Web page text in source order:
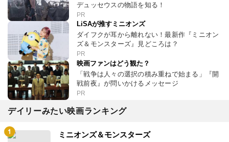
デュッセウスの物語を知る！
PR
LiSAが推すミニオンズ
ダイフクが耳から離れない！最新作『ミニオン
ズ＆モンスターズ』見どころは？
PR
映画ファンはどう観た？
「戦争は人々の選択の積み重ねで始まる」『開
戦前夜』が問いかけるメッセージ
PR
デイリーみたい映画ランキング
ミニオンズ＆モンスターズ